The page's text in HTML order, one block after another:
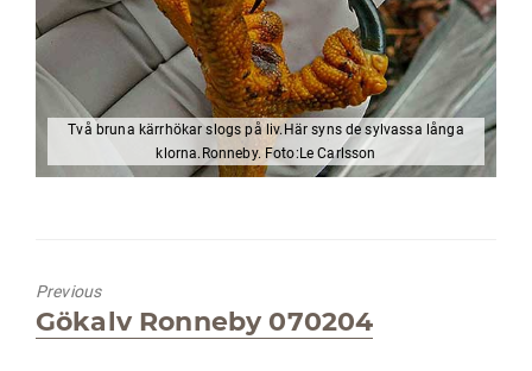
Två bruna kärrhökar slogs på liv.Här syns de sylvassa långa
klorna.Ronneby. Foto:Le Carlsson
Previous
Previous
post:
Gökalv Ronneby 070204